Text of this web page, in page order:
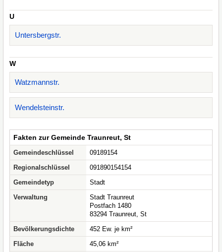
U
Untersbergstr.
W
Watzmannstr.
Wendelsteinstr.
Fakten zur Gemeinde Traunreut, St
Gemeindeschlüssel
09189154
Regionalschlüssel
091890154154
Gemeindetyp
Stadt
Verwaltung
Stadt Traunreut
Postfach 1480
83294 Traunreut, St
Bevölkerungsdichte
452 Ew. je km²
Fläche
45,06 km²